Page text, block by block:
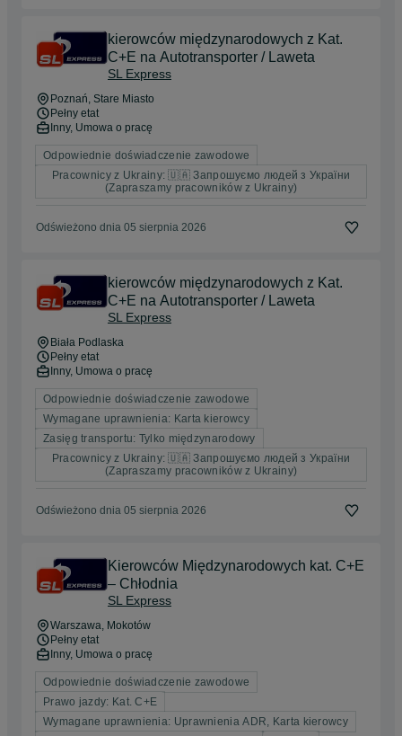
kierowców międzynarodowych z Kat.
C+E na Autotransporter / Laweta
SL Express
Poznań, Stare Miasto
Pełny etat
Inny, Umowa o pracę
Odpowiednie doświadczenie zawodowe
Pracownicy z Ukrainy: 🇺🇦 Запрошуємо людей з України
(Zapraszamy pracowników z Ukrainy)
Odświeżono dnia 05 sierpnia 2026
kierowców międzynarodowych z Kat.
C+E na Autotransporter / Laweta
SL Express
Biała Podlaska
Pełny etat
Inny, Umowa o pracę
Odpowiednie doświadczenie zawodowe
Wymagane uprawnienia: Karta kierowcy
Zasięg transportu: Tylko międzynarodowy
Pracownicy z Ukrainy: 🇺🇦 Запрошуємо людей з України
(Zapraszamy pracowników z Ukrainy)
Odświeżono dnia 05 sierpnia 2026
Kierowców Międzynarodowych kat. C+E
– Chłodnia
SL Express
Warszawa, Mokotów
Pełny etat
Inny, Umowa o pracę
Odpowiednie doświadczenie zawodowe
Prawo jazdy: Kat. C+E
Wymagane uprawnienia: Uprawnienia ADR, Karta kierowcy